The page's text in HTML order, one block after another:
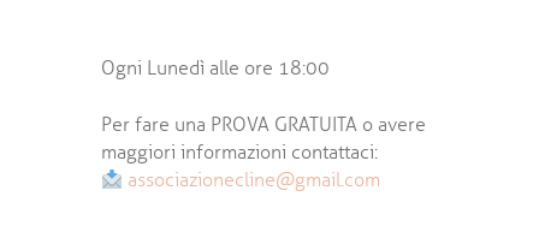
Ogni Lunedì alle ore 18:00
Per fare una PROVA GRATUITA o avere
maggiori informazioni contattaci:
associazionecline@gmail.com